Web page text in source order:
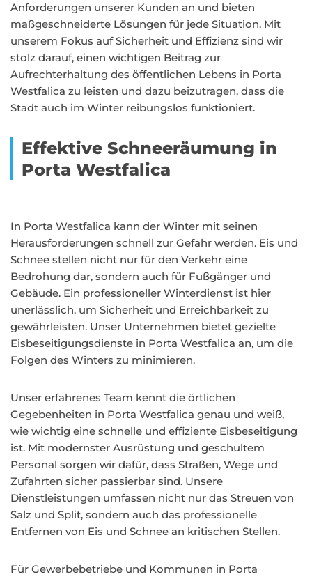
Anforderungen unserer Kunden an und bieten
maßgeschneiderte Lösungen für jede Situation. Mit
unserem Fokus auf Sicherheit und Effizienz sind wir
stolz darauf, einen wichtigen Beitrag zur
Aufrechterhaltung des öffentlichen Lebens in Porta
Westfalica zu leisten und dazu beizutragen, dass die
Stadt auch im Winter reibungslos funktioniert.
Effektive Schneeräumung in
Porta Westfalica
In Porta Westfalica kann der Winter mit seinen
Herausforderungen schnell zur Gefahr werden. Eis und
Schnee stellen nicht nur für den Verkehr eine
Bedrohung dar, sondern auch für Fußgänger und
Gebäude. Ein professioneller Winterdienst ist hier
unerlässlich, um Sicherheit und Erreichbarkeit zu
gewährleisten. Unser Unternehmen bietet gezielte
Eisbeseitigungsdienste in Porta Westfalica an, um die
Folgen des Winters zu minimieren.
Unser erfahrenes Team kennt die örtlichen
Gegebenheiten in Porta Westfalica genau und weiß,
wie wichtig eine schnelle und effiziente Eisbeseitigung
ist. Mit modernster Ausrüstung und geschultem
Personal sorgen wir dafür, dass Straßen, Wege und
Zufahrten sicher passierbar sind. Unsere
Dienstleistungen umfassen nicht nur das Streuen von
Salz und Split, sondern auch das professionelle
Entfernen von Eis und Schnee an kritischen Stellen.
Für Gewerbebetriebe und Kommunen in Porta